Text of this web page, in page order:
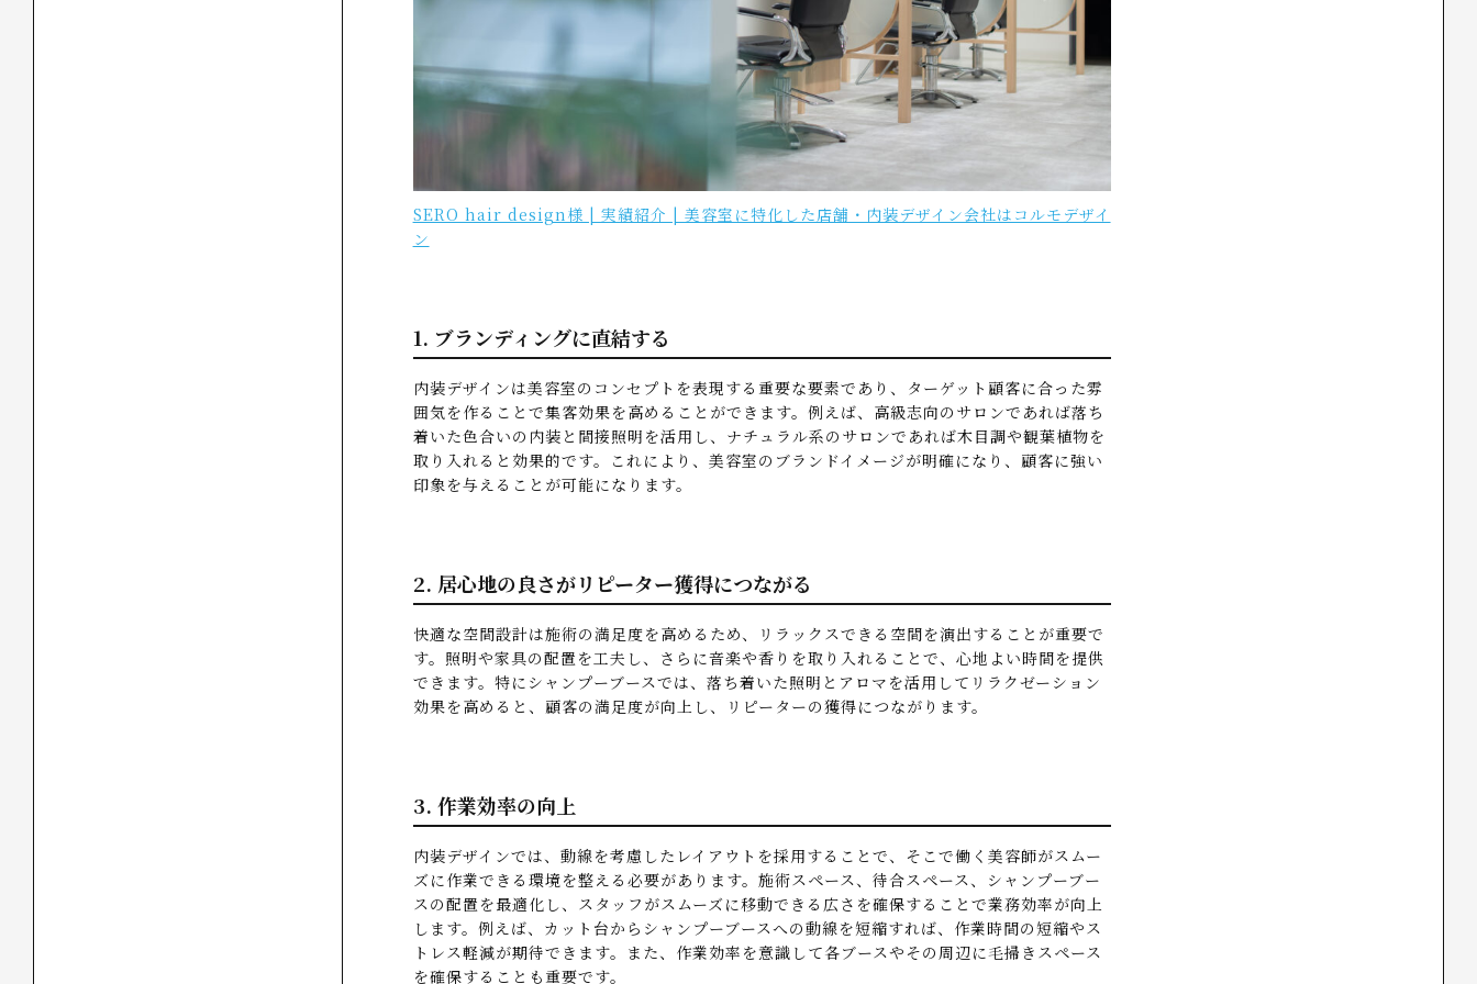
SERO hair design様 | 実績紹介 | 美容室に特化した店舗・内装デザイン会社はコルモデザイ
ン
1. ブランディングに直結する
内装デザインは美容室のコンセプトを表現する重要な要素であり、ターゲット顧客に合った雰
囲気を作ることで集客効果を高めることができます。例えば、高級志向のサロンであれば落ち
着いた色合いの内装と間接照明を活用し、ナチュラル系のサロンであれば木目調や観葉植物を
取り入れると効果的です。これにより、美容室のブランドイメージが明確になり、顧客に強い
印象を与えることが可能になります。
2. 居心地の良さがリピーター獲得につながる
快適な空間設計は施術の満足度を高めるため、リラックスできる空間を演出することが重要で
す。照明や家具の配置を工夫し、さらに音楽や香りを取り入れることで、心地よい時間を提供
できます。特にシャンプーブースでは、落ち着いた照明とアロマを活用してリラクゼーション
効果を高めると、顧客の満足度が向上し、リピーターの獲得につながります。
3. 作業効率の向上
内装デザインでは、動線を考慮したレイアウトを採用することで、そこで働く美容師がスムー
ズに作業できる環境を整える必要があります。施術スペース、待合スペース、シャンプーブー
スの配置を最適化し、スタッフがスムーズに移動できる広さを確保することで業務効率が向上
します。例えば、カット台からシャンプーブースへの動線を短縮すれば、作業時間の短縮やス
トレス軽減が期待できます。また、作業効率を意識して各ブースやその周辺に毛掃きスペース
を確保することも重要です。